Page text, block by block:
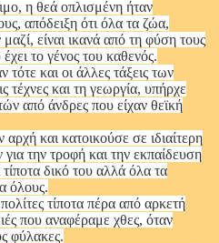
η θεά οπλισμένη ήταν
απόδειξη ότι όλα τα ζώα,
είναι ικανά από τη φύση τους
το γένος του καθενός.
και οι άλλες τάξεις των
τέχνες και τη γεωργία, υπήρχε
από άνδρες που είχαν θεϊκή
και κατοικούσε σε ιδιαίτερη
για την τροφή και την εκπαίδευση
τίποτα δικό του αλλά όλα τα
όλους.
τίποτα πέρα από αρκετή
που αναφέραμε χθες, όταν
φύλακες.